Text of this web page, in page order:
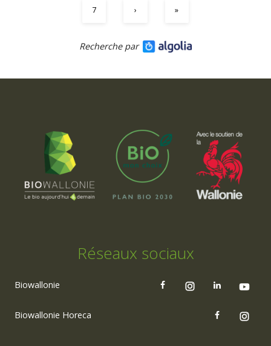
7 › »
Recherche par
Réseaux sociaux
Biowallonie
Biowallonie Horeca